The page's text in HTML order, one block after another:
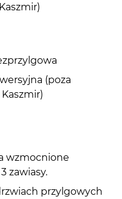
(poza
wzmocnione
zawiasy.
przylgowych